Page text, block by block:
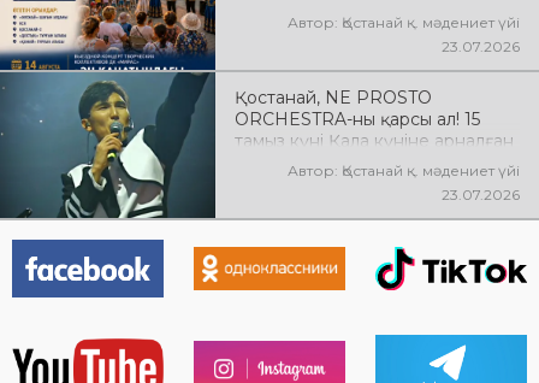
Қостанай» көшпелі концерті
өтеді! Баршаңызды мерекелік
Автор: Қостанай қ. мәдениет үйі
23.07.2026
Қостанай, NE PROSTO
ORCHESTRA-ны қарсы ал! 15
тамыз күні Қала күніне арналған
мерекелік концертте NE
PROSTO ORCHESTRA өнер
көрсетеді! @ne_prosto_orchestra
Автор: Қостанай қ. мәдениет үйі
23.07.2026